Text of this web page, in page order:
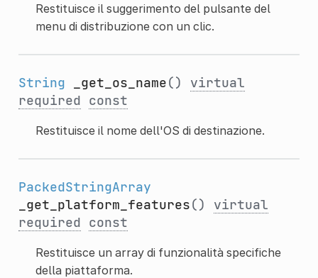
Restituisce il suggerimento del pulsante del
menu di distribuzione con un clic.
String _get_os_name() virtual
required const
Restituisce il nome dell'OS di destinazione.
PackedStringArray
_get_platform_features() virtual
required const
Restituisce un array di funzionalità specifiche
della piattaforma.